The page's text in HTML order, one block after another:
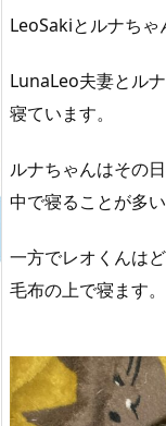
LeoSakiとルナちゃ
LunaLeo夫妻とル
寝ています。
ルナちゃんはその
中で寝ることが多い
一方でレオくんは
毛布の上で寝ます。